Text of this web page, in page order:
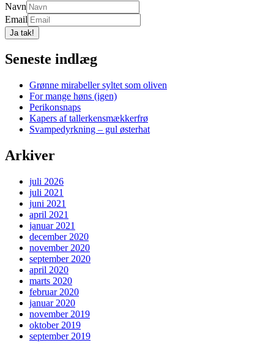
Navn
Email
Seneste indlæg
Grønne mirabeller syltet som oliven
For mange høns (igen)
Perikonsnaps
Kapers af tallerkensmækkerfrø
Svampedyrkning – gul østerhat
Arkiver
juli 2026
juli 2021
juni 2021
april 2021
januar 2021
december 2020
november 2020
september 2020
april 2020
marts 2020
februar 2020
januar 2020
november 2019
oktober 2019
september 2019